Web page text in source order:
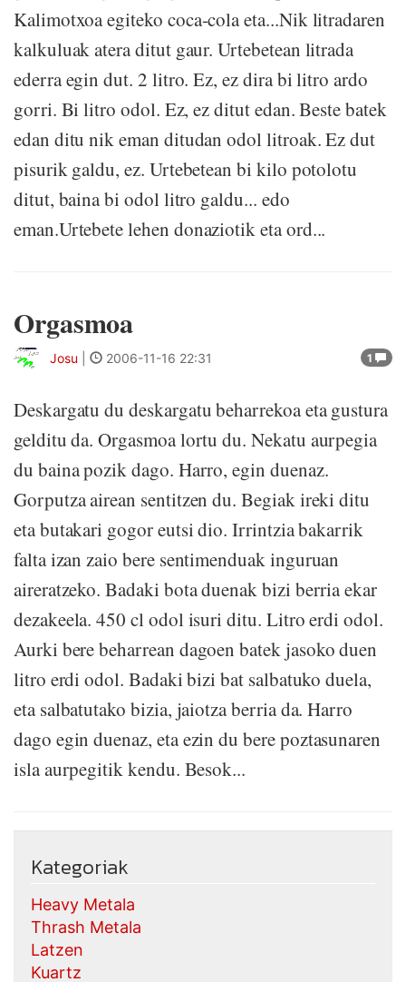
Kalimotxoa egiteko coca-cola eta...Nik litradaren
kalkuluak atera ditut gaur. Urtebetean litrada
ederra egin dut. 2 litro. Ez, ez dira bi litro ardo
gorri. Bi litro odol. Ez, ez ditut edan. Beste batek
edan ditu nik eman ditudan odol litroak. Ez dut
pisurik galdu, ez. Urtebetean bi kilo potolotu
ditut, baina bi odol litro galdu... edo
eman.Urtebete lehen donaziotik eta ord...
Orgasmoa
1
Josu 2006-11-16 22:31
Deskargatu du deskargatu beharrekoa eta gustura
gelditu da. Orgasmoa lortu du. Nekatu aurpegia
du baina pozik dago. Harro, egin duenaz.
Gorputza airean sentitzen du. Begiak ireki ditu
eta butakari gogor eutsi dio. Irrintzia bakarrik
falta izan zaio bere sentimenduak inguruan
aireratzeko. Badaki bota duenak bizi berria ekar
dezakeela. 450 cl odol isuri ditu. Litro erdi odol.
Aurki bere beharrean dagoen batek jasoko duen
litro erdi odol. Badaki bizi bat salbatuko duela,
eta salbatutako bizia, jaiotza berria da. Harro
dago egin duenaz, eta ezin du bere poztasunaren
isla aurpegitik kendu. Besok...
Kategoriak
Heavy Metala
Thrash Metala
Latzen
Kuartz